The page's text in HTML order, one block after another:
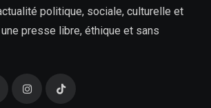
politique, sociale, culturelle et
presse libre, éthique et sans